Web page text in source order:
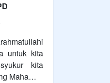
untuk kita
kita
Maha…